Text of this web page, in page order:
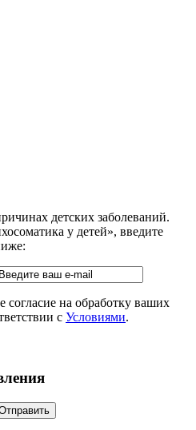
детских заболеваний.
у детей», введите
на обработку ваших
с Условиями.